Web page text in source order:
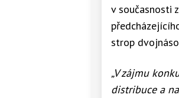
v současnosti
strop
„Vzájmu
distribuce a